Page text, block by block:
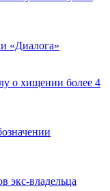
«Диалога»
о хищении более 4
экс-владельца